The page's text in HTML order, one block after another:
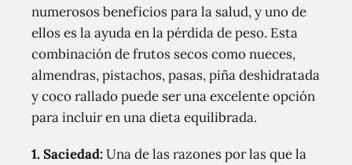
numerosos beneficios para la salud, y uno de
ellos es la ayuda en la pérdida de peso. Esta
combinación de frutos secos como nueces,
almendras, pistachos, pasas, piña deshidratada
y coco rallado puede ser una excelente opción
para incluir en una dieta equilibrada.
1. Saciedad:Una de las razones por las que la